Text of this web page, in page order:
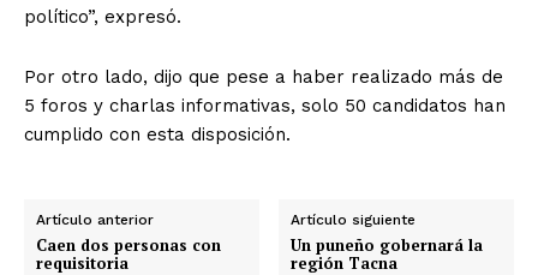
político”, expresó.
Por otro lado, dijo que pese a haber realizado más de
5 foros y charlas informativas, solo 50 candidatos han
cumplido con esta disposición.
Artículo anterior
Caen dos personas con
requisitoria
Artículo siguiente
Un puneño gobernará la
región Tacna